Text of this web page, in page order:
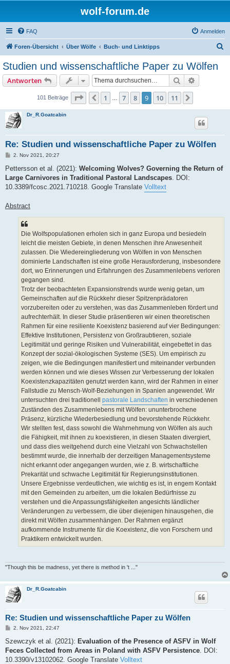
wolf-forum.de
FAQ Anmelden
Foren-Übersicht Über Wölfe Buch- und Linktipps
Studien und wissenschaftliche Paper zu Wölfen
Antworten Suche
101 Beiträge Seite von 11
Vorherige
1 7 8 9 10 11
Dr_R.Goatcabin
Re: Studien und wissenschaftliche Paper zu Wölfen
B
i
r
a
2. Nov 2021, 20:27
Pettersson et al. (2021): Welcoming Wolves? Governing the Return of
Large Carnivores in Traditional Pastoral Landscapes. DOI:
10.3389/fcosc.2021.710218. Google Translate Volltext
Abstract
Die Wolfspopulationen erholen sich in ganz Europa und besiedeln
leicht die meisten Gebiete, in denen Menschen ihre Anwesenheit
zulassen. Die Wiedereingliederung von Wölfen in von Menschen
dominierte Landschaften ist eine große Herausforderung, insbesondere
dort, wo Erinnerungen und Erfahrungen des Zusammenlebens verloren
gegangen sind.
Trotz der beobachteten Expansionstrends wurde wenig getan, um
Gemeinschaften auf die Rückkehr dieser Spitzenprädatoren
vorzubereiten oder zu verstehen, was das Zusammenleben fördert und
aufrechterhält. In dieser Studie präsentieren wir einen theoretischen
Rahmen für eine resiliente Koexistenz basierend auf vier Bedingungen:
Effektive Institutionen, Persistenz von Großraubtieren, soziale
Legitimität und geringe Risiken und Vulnerabilität, eingebettet in das
Konzept der sozial-ökologischen Systeme (SES). Um empirisch zu
zeigen, wie die Bedingungen manifestiert und miteinander verbunden
werden können und wie dieses Wissen zur Verbesserung der lokalen
Koexistenzkapazitäten genutzt werden kann, wird der Rahmen in einer
Fallstudie zu Mensch-Wolf-Beziehungen in Spanien angewendet. Wir
untersuchten drei traditionell pastorale Landschaften in verschiedenen
Zuständen des Zusammenlebens mit Wölfen: ununterbrochene
Präsenz, kürzliche Wiederbesiedlung und bevorstehende Rückkehr.
Wir stellten fest, dass sowohl die Wahrnehmung von Wölfen als auch
die Fähigkeit, mit ihnen zu koexistieren, in diesen Staaten divergiert,
und dass dies weitgehend durch eine Vielzahl von Schwachstellen
bestimmt wurde, die innerhalb der derzeitigen Managementsysteme
nicht erkannt oder angegangen wurden, wie z. B. wirtschaftliche
Prekarität und schwache Legitimität für Regierungsinstitutionen.
Unsere Ergebnisse verdeutlichen, wie wichtig es ist, in engem Kontakt
mit den Gemeinden zu arbeiten, um die lokalen Bedürfnisse zu
verstehen und die Anpassungsfähigkeiten angesichts ländlicher
Veränderungen zu verbessern, die über diejenigen hinausgehen, die
direkt mit Wölfen zusammenhängen. Der Rahmen ergänzt
aufkommende Instrumente für die Koexistenz, die von Forschern und
Praktikern entwickelt wurden.
"Though this be madness, yet there is method in 't ..."
Dr_R.Goatcabin
Re: Studien und wissenschaftliche Paper zu Wölfen
B
i
r
a
2. Nov 2021, 22:47
Szewczyk et al. (2021): Evaluation of the Presence of ASFV in Wolf
Feces Collected from Areas in Poland with ASFV Persistence . DOI:
10.3390/v13102062. Google Translate Volltext